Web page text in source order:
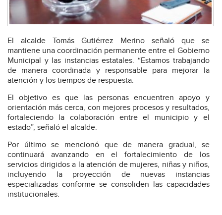
El alcalde Tomás Gutiérrez Merino señaló que se
mantiene una coordinación permanente entre el Gobierno
Municipal y las instancias estatales. “Estamos trabajando
de manera coordinada y responsable para mejorar la
atención y los tiempos de respuesta.
El objetivo es que las personas encuentren apoyo y
orientación más cerca, con mejores procesos y resultados,
fortaleciendo la colaboración entre el municipio y el
estado”, señaló el alcalde.
Por último se mencionó que de manera gradual, se
continuará avanzando en el fortalecimiento de los
servicios dirigidos a la atención de mujeres, niñas y niños,
incluyendo la proyección de nuevas instancias
especializadas conforme se consoliden las capacidades
institucionales.